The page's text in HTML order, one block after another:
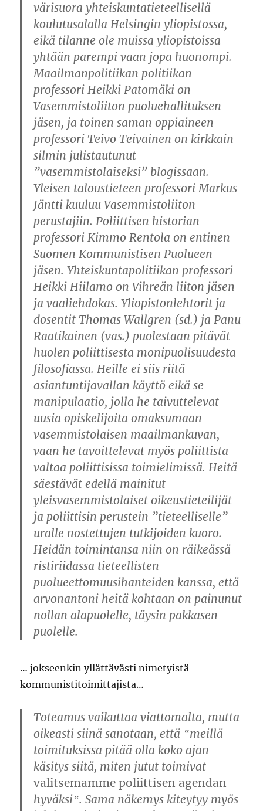
värisuora yhteiskuntatieteellisellä
koulutusalalla Helsingin yliopistossa,
eikä tilanne ole muissa yliopistoissa
yhtään parempi vaan jopa huonompi.
Maailmanpolitiikan politiikan
professori Heikki Patomäki on
Vasemmistoliiton puoluehallituksen
jäsen, ja toinen saman oppiaineen
professori Teivo Teivainen on kirkkain
silmin julistautunut
”vasemmistolaiseksi” blogissaan.
Yleisen taloustieteen professori Markus
Jäntti kuuluu Vasemmistoliiton
perustajiin. Poliittisen historian
professori Kimmo Rentola on entinen
Suomen Kommunistisen Puolueen
jäsen. Yhteiskuntapolitiikan professori
Heikki Hiilamo on Vihreän liiton jäsen
ja vaaliehdokas. Yliopistonlehtorit ja
dosentit Thomas Wallgren (sd.) ja Panu
Raatikainen (vas.) puolestaan pitävät
huolen poliittisesta monipuolisuudesta
filosofiassa. Heille ei siis riitä
asiantuntijavallan käyttö eikä se
manipulaatio, jolla he taivuttelevat
uusia opiskelijoita omaksumaan
vasemmistolaisen maailmankuvan,
vaan he tavoittelevat myös poliittista
valtaa poliittisissa toimielimissä. Heitä
säestävät edellä mainitut
yleisvasemmistolaiset oikeustieteilijät
ja poliittisin perustein ”tieteelliselle”
uralle nostettujen tutkijoiden kuoro.
Heidän toimintansa niin on räikeässä
ristiriidassa tieteellisten
puolueettomuusihanteiden kanssa, että
arvonantoni heitä kohtaan on painunut
nollan alapuolelle, täysin pakkasen
puolelle.
… jokseenkin yllättävästi nimetyistä
kommunistitoimittajista…
Toteamus vaikuttaa viattomalta, mutta
oikeasti siinä sanotaan, että ‟meillä
toimituksissa pitää olla koko ajan
käsitys siitä, miten jutut toimivat
valitsemamme poliittisen agendan
hyväksi‟. Sama näkemys kiteytyy myös